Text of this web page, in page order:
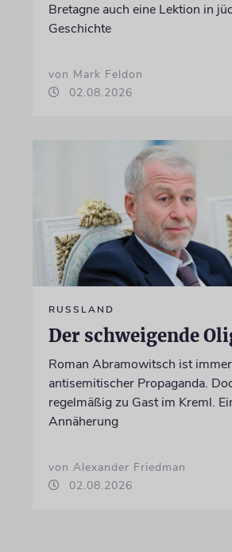
Bretagne auch eine Lektion in
Geschichte
von Mark Feldon
02.08.2026
RUSSLAND
Der schweigende
Roman Abramowitsch ist
antisemitischer Propaganda.
regelmäßig zu Gast im Kreml.
Annäherung
von Alexander Friedman
02.08.2026